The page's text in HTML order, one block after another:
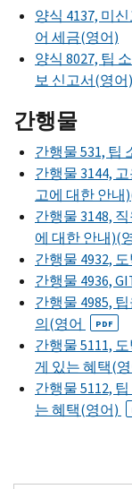
양식 4137, 미
어 세금(영어)
양식 8027, 팁
보 신고서(영어)
간행물
간행물 531, 팁
간행물 3144,
고에 대한 안내
간행물 3148,
에 대한 안내)(
간행물 4932,
간행물 4936,
간행물 4985,
의(영어
PDF
간행물 5111,
게 있는 혜택(
간행물 5112,
는 혜택(영어)